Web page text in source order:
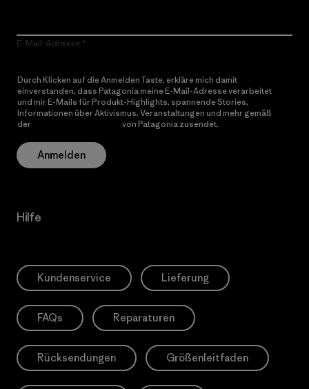
E-Mail-Adresse
Durch Klicken auf die Anmelden Taste, erkläre mich damit
einverstanden, dass Patagonia meine E-Mail-Adresse verarbeitet
und mir E-Mails für Produkt-Highlights, spannende Stories,
Informationen über Aktivismus, Veranstaltungen und mehr gemäß
der
von Patagonia zusendet.
Anmelden
Hilfe
Kundenservice Lieferung
FAQs Reparaturen
Rücksendungen Größenleitfaden